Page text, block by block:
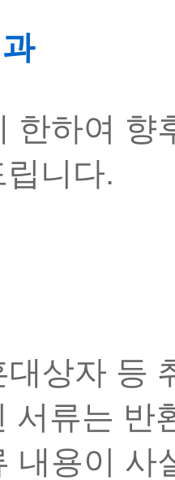
한하여 향
니다.
대상자 등
서류는 반
내용이 사